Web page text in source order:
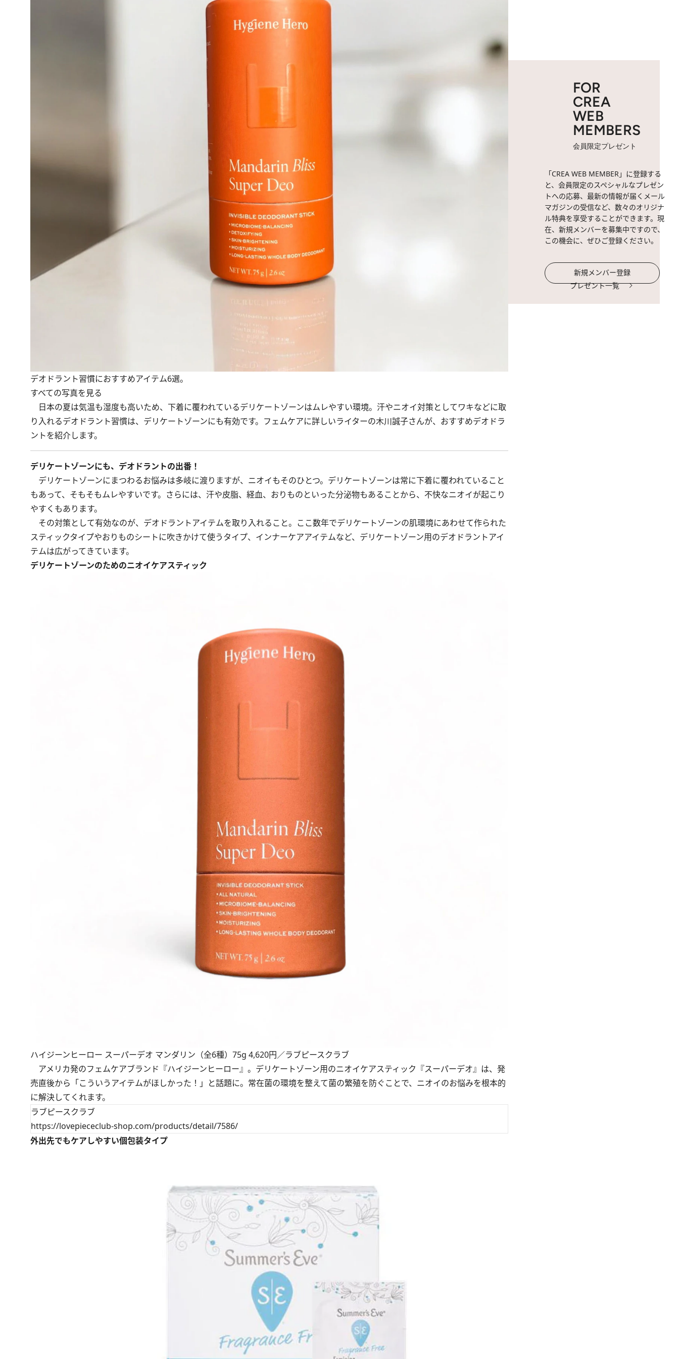
デオドラント習慣におすすめアイテム6選。
すべての写真を見る
日本の夏は気温も湿度も高いため、下着に覆われているデリケートゾーンはムレやすい環境。汗やニオイ対策としてワキなどに取
り入れるデオドラント習慣は、デリケートゾーンにも有効です。フェムケアに詳しいライターの木川誠子さんが、おすすめデオドラ
ントを紹介します。
デリケートゾーンにも、デオドラントの出番！
デリケートゾーンにまつわるお悩みは多岐に渡りますが、ニオイもそのひとつ。デリケートゾーンは常に下着に覆われていること
もあって、そもそもムレやすいです。さらには、汗や皮脂、経血、おりものといった分泌物もあることから、不快なニオイが起こり
やすくもあります。
その対策として有効なのが、デオドラントアイテムを取り入れること。ここ数年でデリケートゾーンの肌環境にあわせて作られた
スティックタイプやおりものシートに吹きかけて使うタイプ、インナーケアアイテムなど、デリケートゾーン用のデオドラントアイ
テムは広がってきています。
デリケートゾーンのためのニオイケアスティック
ハイジーンヒーロー スーパーデオ マンダリン（全6種）75g 4,620円／ラブピースクラブ
アメリカ発のフェムケアブランド『ハイジーンヒーロー』。デリケートゾーン用のニオイケアスティック『スーパーデオ』は、発
売直後から「こういうアイテムがほしかった！」と話題に。常在菌の環境を整えて菌の繁殖を防ぐことで、ニオイのお悩みを根本的
に解決してくれます。
ラブピースクラブ
https://lovepiececlub-shop.com/products/detail/7586/
外出先でもケアしやすい個包装タイプ
FOR
CREA
WEB
MEMBERS
会員限定プレゼント
「CREA WEB MEMBER」に登録する
と、会員限定のスペシャルなプレゼン
トへの応募、最新の情報が届くメール
マガジンの受信など、数々のオリジナ
ル特典を享受することができます。現
在、新規メンバーを募集中ですので、
この機会に、ぜひご登録ください。
新規メンバー登録
プレゼント一覧